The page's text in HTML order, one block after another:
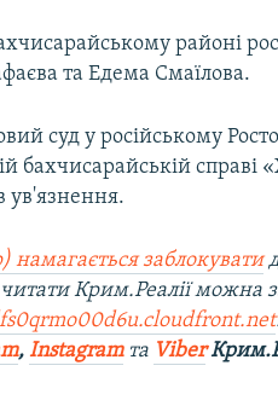
районі
та Едема Смаїлова.
суд у російському
бахчисарайській справі
ув'язнення.
заблокувати
Крим.Реалії можна
,Instagramта Viber